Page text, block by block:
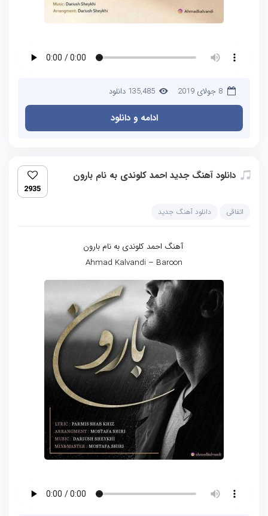
8 جولای 2019 135,485 دانلود
ادامه و دانلود
دانلود آهنگ جدید احمد کلوندی به نام بارون
2935
اتفاقی دانلود آهنگ جدید
آهنگ احمد کلوندی به نام بارون
Ahmad Kalvandi – Baroon